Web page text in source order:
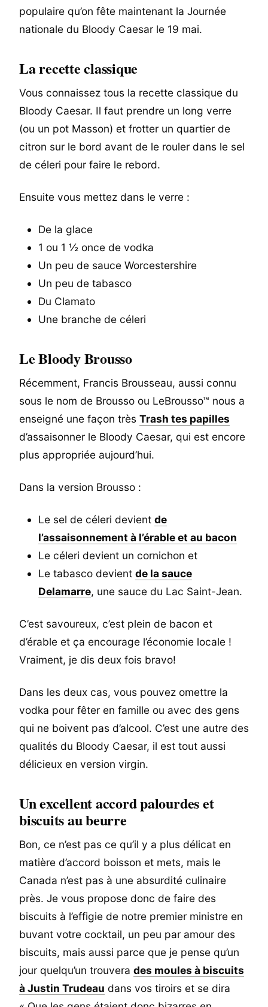
populaire qu’on fête maintenant la Journée
nationale du Bloody Caesar le 19 mai.
La recette classique
Vous connaissez tous la recette classique du
Bloody Caesar. Il faut prendre un long verre
(ou un pot Masson) et frotter un quartier de
citron sur le bord avant de le rouler dans le sel
de céleri pour faire le rebord.
Ensuite vous mettez dans le verre :
De la glace
1 ou 1 ½ once de vodka
Un peu de sauce Worcestershire
Un peu de tabasco
Du Clamato
Une branche de céleri
Le Bloody Brousso
Récemment, Francis Brousseau, aussi connu
sous le nom de Brousso ou LeBrousso™ nous a
enseigné une façon très Trash tes papilles
d’assaisonner le Bloody Caesar, qui est encore
plus appropriée aujourd’hui.
Dans la version Brousso :
Le sel de céleri devient de
l’assaisonnement à l’érable et au bacon
Le céleri devient un cornichon et
Le tabasco devient de la sauce
Delamarre, une sauce du Lac Saint-Jean.
C’est savoureux, c’est plein de bacon et
d’érable et ça encourage l’économie locale !
Vraiment, je dis deux fois bravo!
Dans les deux cas, vous pouvez omettre la
vodka pour fêter en famille ou avec des gens
qui ne boivent pas d’alcool. C’est une autre des
qualités du Bloody Caesar, il est tout aussi
délicieux en version virgin.
Un excellent accord palourdes et
biscuits au beurre
Bon, ce n’est pas ce qu’il y a plus délicat en
matière d’accord boisson et mets, mais le
Canada n’est pas à une absurdité culinaire
près. Je vous propose donc de faire des
biscuits à l’effigie de notre premier ministre en
buvant votre cocktail, un peu par amour des
biscuits, mais aussi parce que je pense qu’un
jour quelqu’un trouvera des moules à biscuits
à Justin Trudeau dans vos tiroirs et se dira